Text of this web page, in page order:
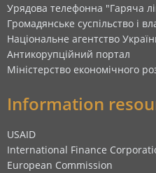
Урядова телефонна "Гаряча
Громадянське суспільство і
Національне агентство
Антикорупційний портал
Міністерство економічного
Information
USAID
International Finance
European Commission